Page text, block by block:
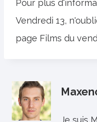
Pour plus
Vendredi 13,
page Films du
Je suis